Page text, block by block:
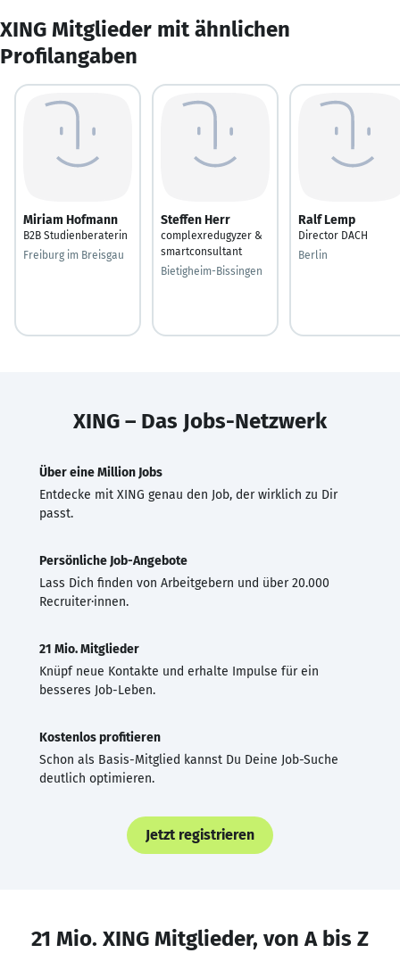
XING Mitglieder mit ähnlichen
Profilangaben
Miriam Hofmann
B2B Studienberaterin
Freiburg im Breisgau
Steffen Herr
complexredugyzer &
smartconsultant
Bietigheim-Bissingen
Ralf Lemp
Director DACH
Berlin
XING – Das Jobs-Netzwerk
Über eine Million Jobs
Entdecke mit XING genau den Job, der wirklich zu Dir
passt.
Persönliche Job-Angebote
Lass Dich finden von Arbeitgebern und über 20.000
Recruiter·innen.
21 Mio. Mitglieder
Knüpf neue Kontakte und erhalte Impulse für ein
besseres Job-Leben.
Kostenlos profitieren
Schon als Basis-Mitglied kannst Du Deine Job-Suche
deutlich optimieren.
Jetzt registrieren
21 Mio. XING Mitglieder, von A bis Z